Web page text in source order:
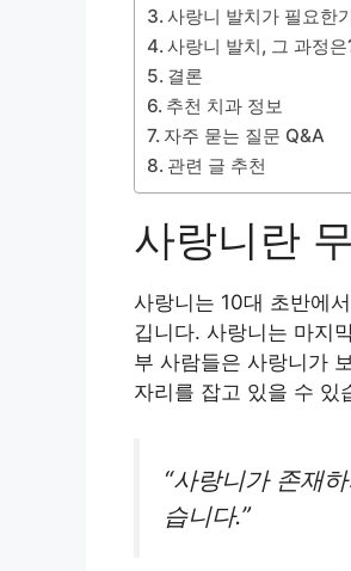
사랑니 발치가 필요한
사랑니 발치, 그 과정은
결론
추천 치과 정보
자주 묻는 질문 Q&A
관련 글 추천
사랑니란
사랑니는 10대 초반에
깁니다. 사랑니는 마지
부 사람들은 사랑니가
자리를 잡고 있을 수 있
“사랑니가 존재
습니다.”